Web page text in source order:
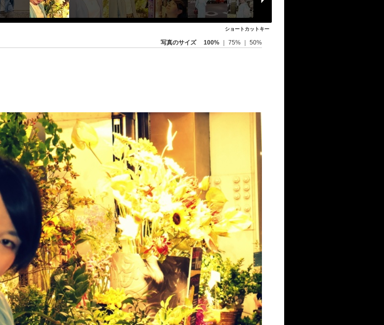
ショートカットキー
写真のサイズ 100% 75% 50%